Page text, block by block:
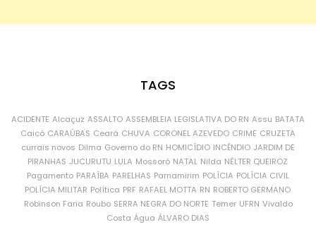
TAGS
ACIDENTE Alcaçuz ASSALTO ASSEMBLEIA LEGISLATIVA DO RN Assu BATATA
Caicó CARAÚBAS Ceará CHUVA CORONEL AZEVEDO CRIME CRUZETA
currais novos Dilma Governo do RN HOMICÍDIO INCÊNDIO JARDIM DE
PIRANHAS JUCURUTU LULA Mossoró NATAL Nilda NÉLTER QUEIROZ
Pagamento PARAÍBA PARELHAS Parnamirim POLÍCIA POLÍCIA CIVIL
POLÍCIA MILITAR Política PRF RAFAEL MOTTA RN ROBERTO GERMANO
Robinson Faria Roubo SERRA NEGRA DO NORTE Temer UFRN Vivaldo
Costa Água ÁLVARO DIAS